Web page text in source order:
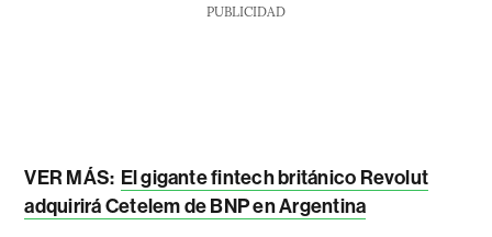
PUBLICIDAD
VER MÁS: El gigante fintech británico Revolut
adquirirá Cetelem de BNP en Argentina